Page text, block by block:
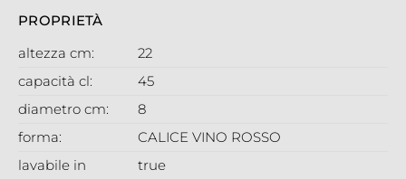
PROPRIETÀ
altezza cm:
22
capacità cl:
45
diametro cm:
8
forma:
CALICE VINO ROSSO
lavabile in
true